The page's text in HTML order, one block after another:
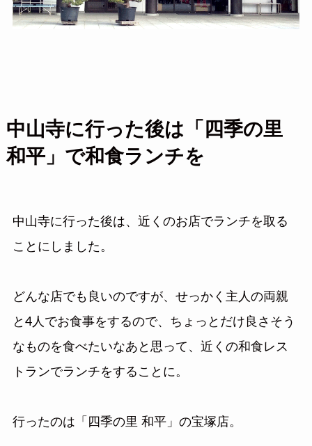
中山寺に行った後は「四季の里
和平」で和食ランチを
中山寺に行った後は、近くのお店でランチを取る
ことにしました。
どんな店でも良いのですが、せっかく主人の両親
と4人でお食事をするので、ちょっとだけ良さそう
なものを食べたいなあと思って、近くの和食レス
トランでランチをすることに。
行ったのは「 四季の里 和平」の宝塚店。